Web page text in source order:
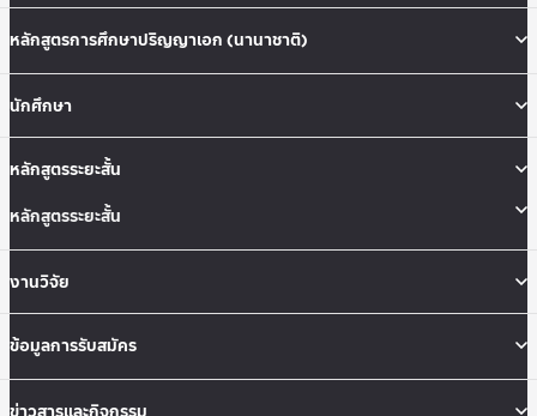
หลักสูตรการศึกษาปริญญาเอก (นานาชาติ)
นักศึกษา
หลักสูตรระยะสั้น
หลักสูตรระยะสั้น
งานวิจัย
ข้อมูลการรับสมัคร
ข่าวสารและกิจกรรม